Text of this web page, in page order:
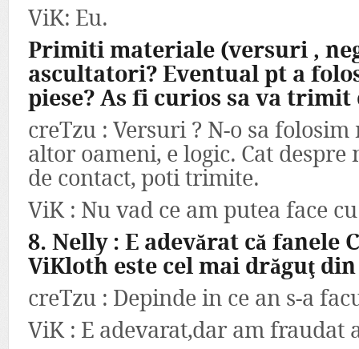
ViK: Eu.
Primiti materiale (versuri ,
ascultatori? Eventual pt a
piese? As fi curios sa va trimit
creTzu : Versuri ? N-o sa
altor oameni, e logic. Cat despre
de contact, poti trimite.
ViK : Nu vad ce am putea face
8. Nelly : E adevărat că fanele
ViKloth este cel mai drăguţ
creTzu : Depinde in ce an s-a
ViK : E adevarat,dar am fraudat